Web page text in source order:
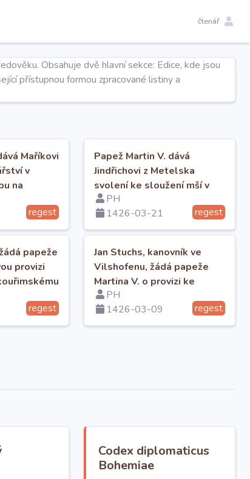
čtenář
Obsahuje dvě hlavní sekce: Edice, kde jsou
přístupnou formou zpracované listiny a
Maříkovi
v
na
regest
Papež Martin V. dává
Jindřichovi z Metelska
svolení ke sloužení mší v
místech stižených
interdiktem.
PH
1426-03-21
regest
papeže
provizi
regest
Jan Stuchs, kanovník ve
Vilshofenu, žádá papeže
Martina V. o provizi ke
kostelu v Höflein
PH
1426-03-09
regest
Codex diplomaticus
Bohemiae